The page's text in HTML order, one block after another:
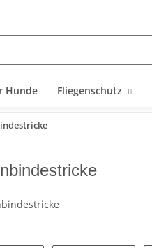
Hunde Fliegenschutz